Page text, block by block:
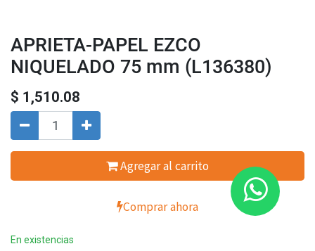
APRIETA-PAPEL EZCO
NIQUELADO 75 mm (L136380)
$ 1,510.08
Agregar al carrito
Comprar ahora
En existencias